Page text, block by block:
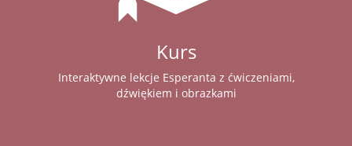
Kurs
Interaktywne lekcje Esperanta z ćwiczeniami,
dźwiękiem i obrazkami